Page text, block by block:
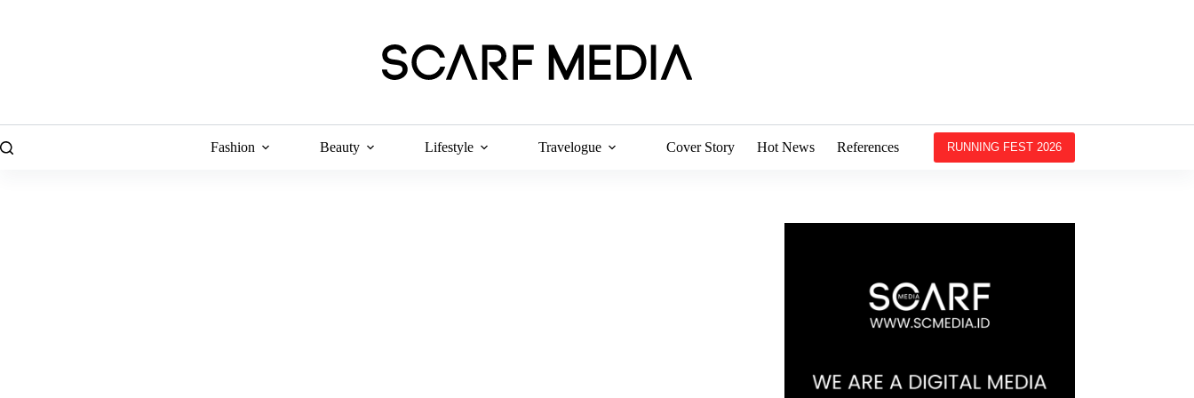
Fashion Beauty Lifestyle Travelogue Cover Story Hot News References RUNNING FEST 2026